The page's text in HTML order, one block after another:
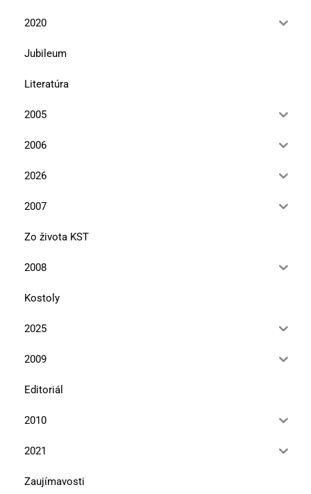
2020
Jubileum
Literatúra
2005
2006
2026
2007
Zo života KST
2008
Kostoly
2025
2009
Editoriál
2010
2021
Zaujímavosti